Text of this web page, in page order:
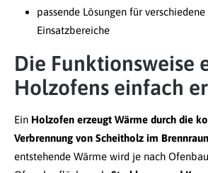
passende Lösungen für
Einsatzbereiche
Die Funktionsweise
Holzofens einfach
Ein Holzofen erzeugt Wärme durch die
Verbrennung von Scheitholz im
entstehende Wärme wird je nach